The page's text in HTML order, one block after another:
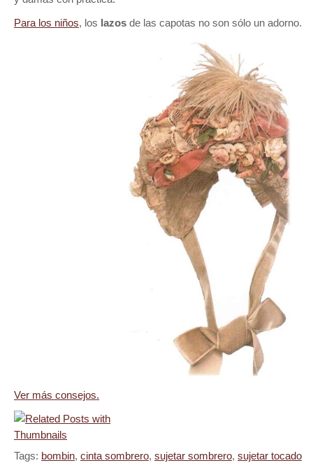
Para los niños, los lazos de las capotas no son sólo un adorno.
Ver más consejos.
Tags: bombin, cinta sombrero, sujetar sombrero, sujetar tocado